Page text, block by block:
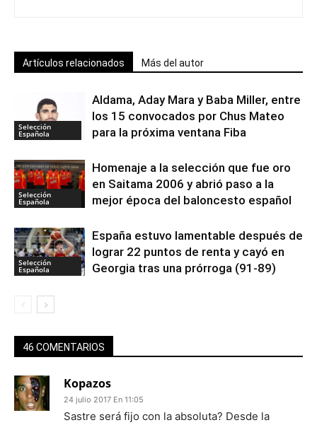
Artículos relacionados Más del autor
Selección
Española
Aldama, Aday Mara y Baba Miller, entre
los 15 convocados por Chus Mateo
para la próxima ventana Fiba
Selección
Española
Homenaje a la selección que fue oro
en Saitama 2006 y abrió paso a la
mejor época del baloncesto español
Selección
Española
España estuvo lamentable después de
lograr 22 puntos de renta y cayó en
Georgia tras una prórroga (91-89)
46 COMENTARIOS
Kopazos
24 julio 2017 En 11:05
Sastre será fijo con la absoluta? Desde la